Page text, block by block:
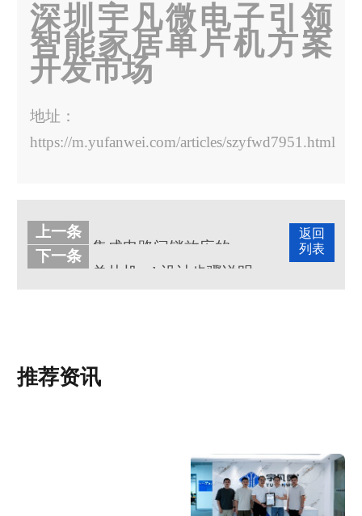
深圳宇凡微电子引领
智能家居单片机方案
开发市场
地址：
https://m.yufanwei.com/articles/szyfwd7951.html
返回
列表
上一条
下一条
单片机pcb设计步骤说明
推荐资讯